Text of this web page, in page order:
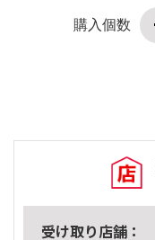
購入個数
受け取り店舗：